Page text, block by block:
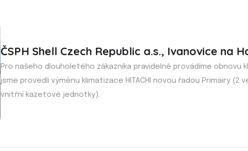
ČSPH Shell Czech Republic a.s., Ivanovice na
Pro našeho dlouholetého zákazníka pravidelně provádíme
jsme provedli výměnu klimatizace HITACHI novou řadou Primairy (2
vnitřní kazetové jednotky).